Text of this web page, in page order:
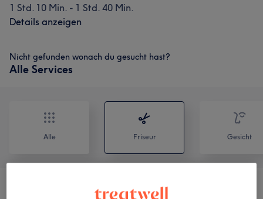
1 Std. 10 Min. - 1 Std. 40 Min.
Details anzeigen
Nicht gefunden wonach du gesucht hast?
Alle Services
Alle Friseur Gesicht
Locken (trockenes,gewaschenes Haar)